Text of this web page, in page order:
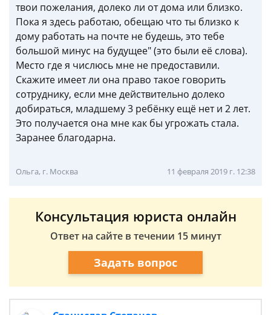
твои пожелания, долеко ли от дома или близко.
Пока я здесь работаю, обещаю что ты близко к
дому работать на почте не будешь, это тебе
большой минус на будущее" (это были её слова).
Место где я числюсь мне не предоставили.
Скажите имеет ли она право такое говорить
сотруднику, если мне действительно долеко
добираться, младшему 3 ребёнку ещё нет и 2 лет.
Это получается она мне как бы угрожать стала.
Заранее благодарна.
Ольга, г. Москва 11 февраля 2019 г. 12:38
Консультация юриста онлайн
Ответ на сайте в течении 15 минут
Задать вопрос